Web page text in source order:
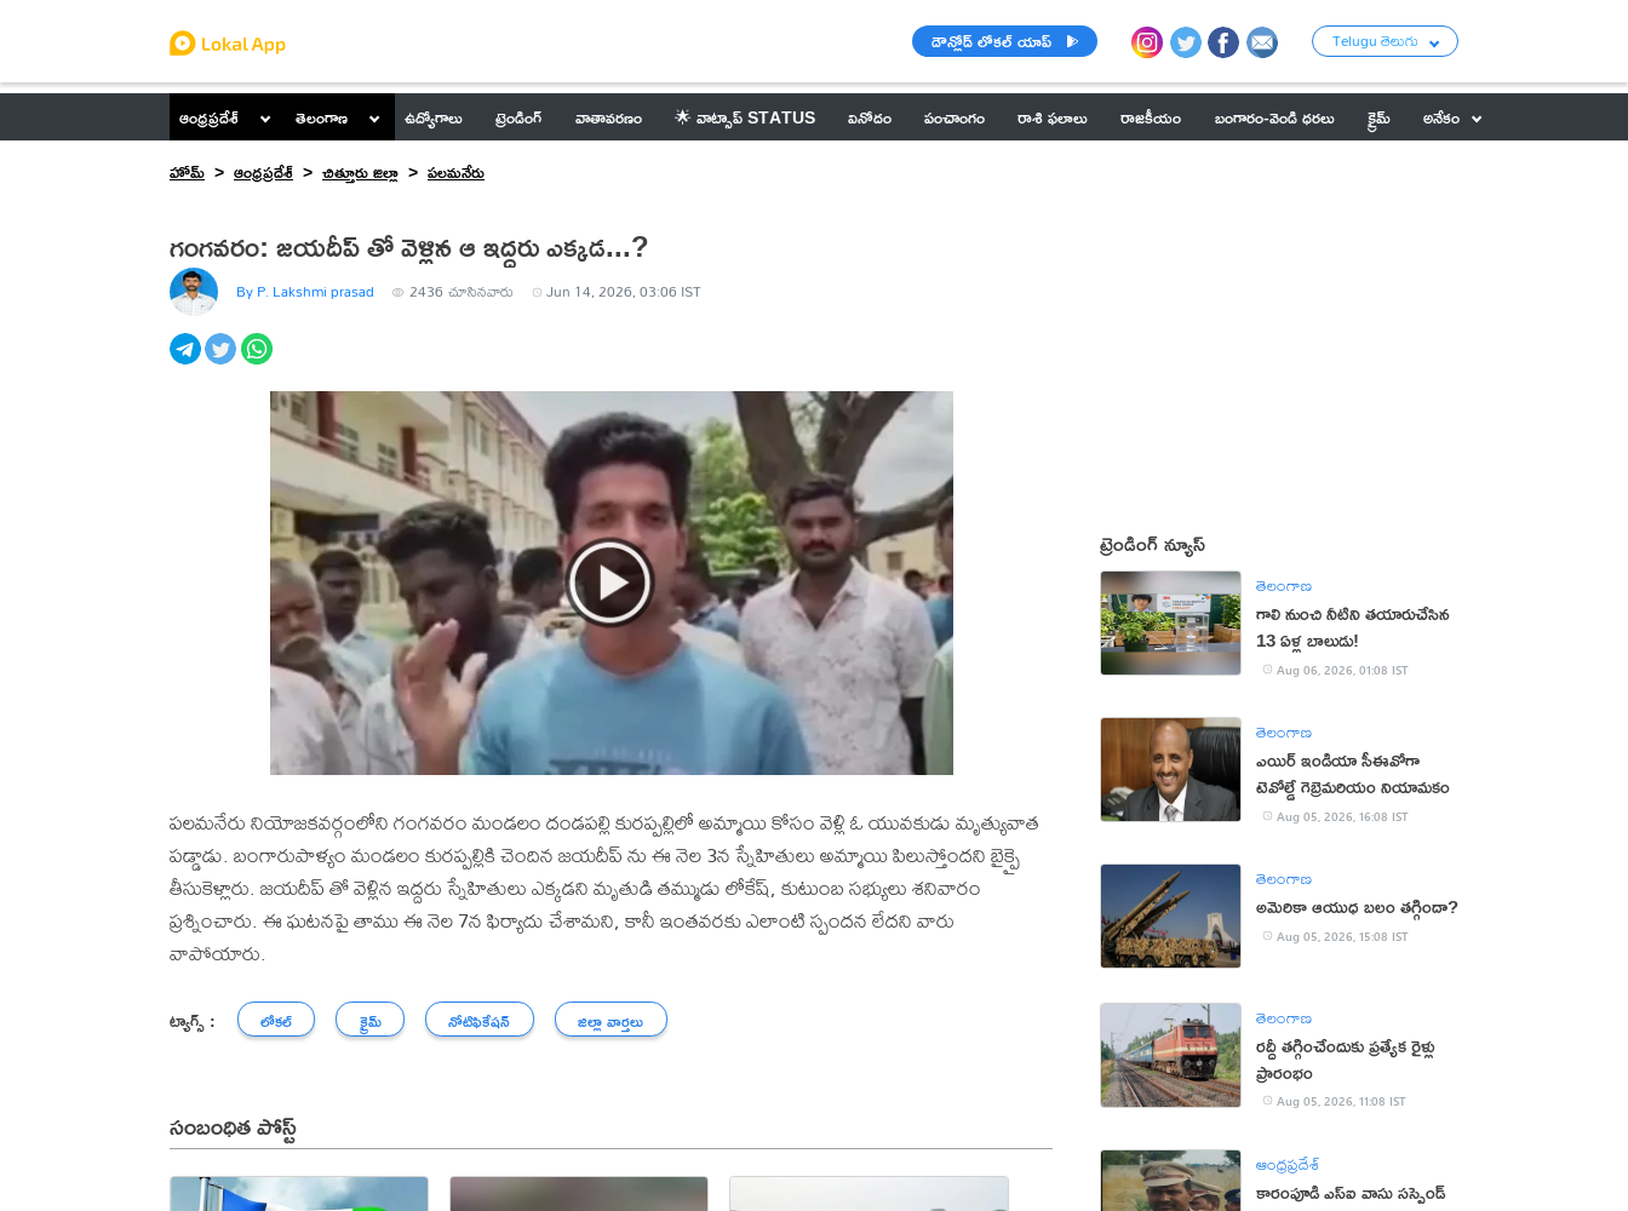
డౌన్లోడ్ లోకల్ యాప్ Telugu తెలుగు
ఆంధ్రప్రదేశ్ తెలంగాణ ఉద్యోగాలు ట్రెండింగ్ వాతావరణం 🌟 వాట్సాప్ STATUS వినోదం పంచాంగం రాశి ఫలాలు రాజకీయం బంగారం-వెండి ధరలు క్రైమ్
అనేకం
హోమ్
ఆంధ్రప్రదేశ్ చిత్తూరు జిల్లా పలమనేరు
గంగవరం: జయదీప్ తో వెళ్లిన ఆ ఇద్దరు ఎక్కడ...?
By P. Lakshmi prasad 2436 చూసినవారు Jun 14, 2026, 03:06 IST
పలమనేరు నియోజకవర్గంలోని గంగవరం మండలం దండపల్లి కురప్పల్లిలో అమ్మాయి కోసం వెళ్లి ఓ యువకుడు మృత్యువాత
పడ్డాడు. బంగారుపాళ్యం మండలం కురప్పల్లికి చెందిన జయదీప్ ను ఈ నెల 3న స్నేహితులు అమ్మాయి పిలుస్తోందని బైక్పై
తీసుకెళ్లారు. జయదీప్ తో వెళ్లిన ఇద్దరు స్నేహితులు ఎక్కడని మృతుడి తమ్ముడు లోకేష్, కుటుంబ సభ్యులు శనివారం
ప్రశ్నించారు. ఈ ఘటనపై తాము ఈ నెల 7న ఫిర్యాదు చేశామని, కానీ ఇంతవరకు ఎలాంటి స్పందన లేదని వారు
వాపోయారు.
ట్యాగ్స్ : లోకల్ క్రైమ్ నోటిఫికేషన్ జిల్లా వార్తలు
సంబంధిత పోస్ట్
ట్రెండింగ్ న్యూస్
తెలంగాణ
గాలి నుంచి నీటిని తయారుచేసిన
13 ఏళ్ల బాలుడు!
Aug 06, 2026, 01:08 IST
తెలంగాణ
ఎయిర్ ఇండియా సీఈవోగా
టెవోల్డే గెబ్రెమరియం నియామకం
Aug 05, 2026, 16:08 IST
తెలంగాణ
అమెరికా ఆయుధ బలం తగ్గిందా?
Aug 05, 2026, 15:08 IST
తెలంగాణ
రద్దీ తగ్గించేందుకు ప్రత్యేక రైళ్లు
ప్రారంభం
Aug 05, 2026, 11:08 IST
ఆంధ్రప్రదేశ్
కారంపూడి ఎస్ఐ వాసు స‌స్పెండ్‌